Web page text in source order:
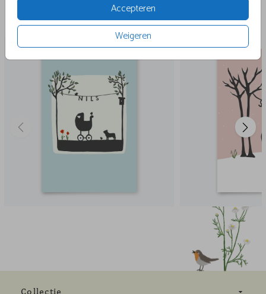
Accepteren
Weigeren
Andere leuke ontwerpen
Collectie